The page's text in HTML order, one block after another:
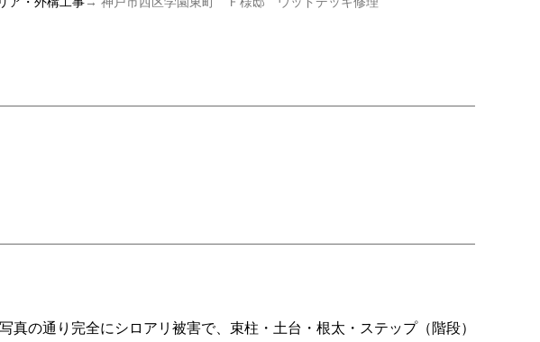
の通り完全にシロアリ被害で、束柱・土台・根太・ステップ（階段）